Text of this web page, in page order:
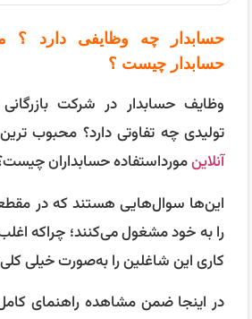
حسابدار چه وظایفی دارد ؟
حسابدار چیست ؟
وظایف حسابدار در شرکت
تولیدی چه تفاوتی دارد؟ محبوب ترین
آنلاینمورداستفاده حسابداران
این‌ها سوال‌هایی هستند که در
را به خود مشغول می‌کنند؛ چراکه
کاری این شاغلین را به‌صورت خیلی
در اینجا ضمن مشاهده راهنمای